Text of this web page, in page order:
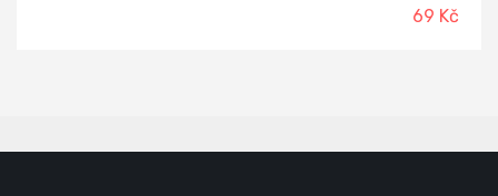
69 Kč